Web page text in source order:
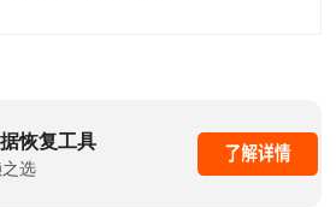
恢复工具
选